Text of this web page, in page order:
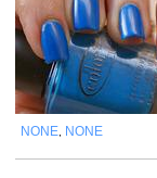
NONE NONE